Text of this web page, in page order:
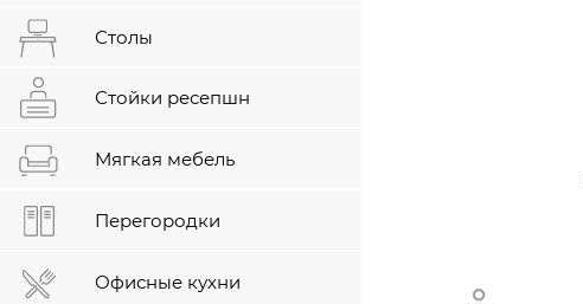
Столы
Стойки ресепшн
Мягкая мебель
Перегородки
Офисные кухни